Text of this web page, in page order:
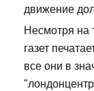
движение
Несмотря на
газет
все они в